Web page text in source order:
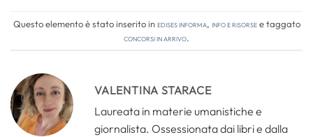
Questo elemento è stato inserito inEdises informa, Info e risorsee taggato
concorsi in arrivo.
VALENTINA STARACE
Laureata in materie umanistiche e
giornalista. Ossessionata dai libri e dalla